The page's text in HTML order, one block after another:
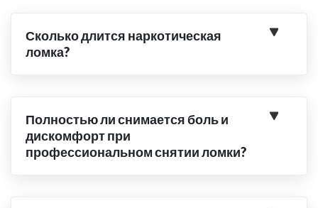
Сколько длится наркотическая
ломка?
Полностью ли снимается боль и
дискомфорт при
профессиональном снятии ломки?